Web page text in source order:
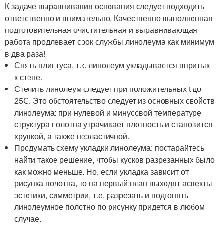
К задаче выравнивания основания следует подходить
ответственно и внимательно. Качественно выполненная
подготовительная очистительная и выравнивающая
работа продлевает срок службы линолеума как минимум
в два раза!
Снять плинтуса, т.к. линолеум укладывается впритык
к стене.
Стелить линолеум следует при положительных t до
25С. Это обстоятельство следует из основных свойств
линолеума: при нулевой и минусовой температуре
структура полотна утрачивает плотность и становится
хрупкой, а также неэластичной.
Продумать схему укладки линолеума: постарайтесь
найти такое решение, чтобы кусков разрезанных было
как можно меньше. Но, если укладка зависит от
рисунка полотна, то на первый план выходят аспекты
эстетики, симметрии, т.е. разрезать и подгонять
линолеумное полотно по рисунку придется в любом
случае.